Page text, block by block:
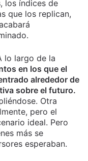
los índices de
que los replican,
lo largo de la
en los que el
alrededor de
sobre el futuro.
Otra
pero el
ideal. Pero
más se
esperaban.